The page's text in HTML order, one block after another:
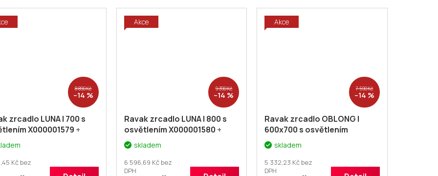
8 890 Kč
–14 %
zrcadlo LUNA I 700 s
X000001579 +
Dodatečná sleva
KOUPELNA
Kč bez
Akce
9 390 Kč
–14 %
Ravak zrcadlo LUNA I 800 s
osvětlením X000001580 +
voucher# Dodatečná sleva
5% kód: KOUPELNA
skladem
6 596,69 Kč bez
DPH
Akce
7 590 Kč
–14 %
Ravak zrcadlo OBLONG I
600x700 s osvětlením
X000001562
Dodatečná sleva 5% kód:
KOUPELNA
skladem
5 332,23 Kč bez
DPH